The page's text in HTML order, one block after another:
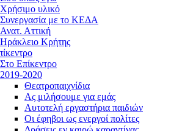
Χρήσιμο υλικό
Συνεργασία με το ΚΕΔΑ
Ανατ. Αττική
Ηράκλειο Κρήτης
Στο Επίκεντρο
2019-2020
Θεατροπαιχνίδια
Ας μιλήσουμε για εμάς
Αυτοτελή εργαστήρια παιδιών
Οι έφηβοι ως ενεργοί πολίτες